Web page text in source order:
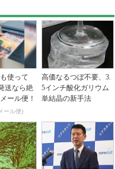
使って
送なら絶
ール便！
ール便)
高価なるつぼ不要、3.
5インチ酸化ガリウム
単結晶の新手法